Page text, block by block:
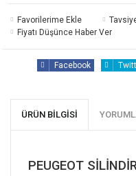
Fiyatı Düşünce Haber Ver
Facebook
ÜRÜN BILGISI
PEUGEOT